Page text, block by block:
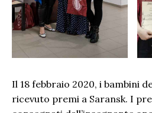
Il 18 febbraio 2020, i bambini
ricevuto premi a Saransk. I